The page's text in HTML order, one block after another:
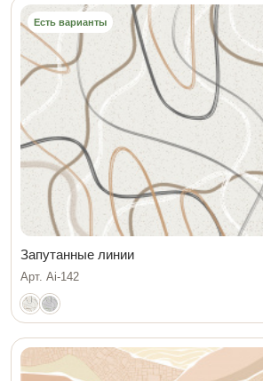
Есть варианты
Запутанные линии
Арт. Ai-142